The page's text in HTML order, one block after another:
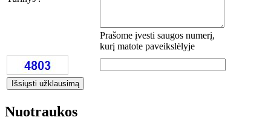
Prašome įvesti saugos numerį,
kurį matote paveikslėlyje
Nuotraukos